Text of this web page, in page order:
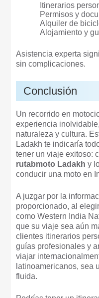
Itinerarios
Permisos y
Alquiler de
Alojamiento y
Asistencia experta
sin complicaciones.
Conclusión
Un recorrido en
experiencia
naturaleza y cultura.
Ladakh te indicaría
tener un viaje exitoso:
rutabmoto Ladakh y
conducir una moto en
A juzgar por la
proporcionado, al
como Western India
que su viaje sea aún
clientes itinerarios
guías profesionales y
viajar
latinoamericanos, sea
fluida.